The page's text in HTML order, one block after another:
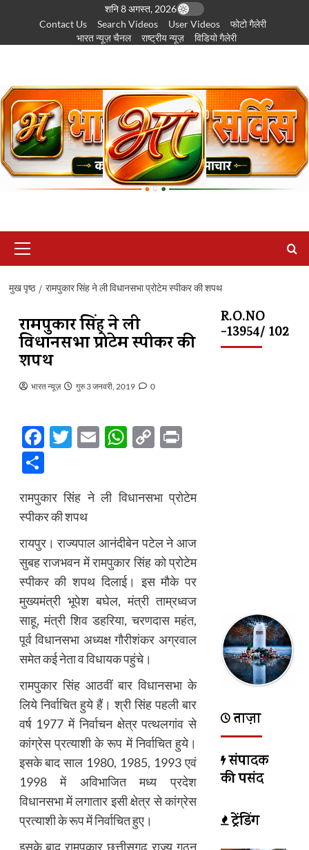
पर
शनि 8 अगस्त, 2026
Contact Us
Search Videos User Videos
फोटो गैलेरी
भारत न्यूज़ चैनल
राष्ट्रीय न्यूज़ विडियो गैलेरी
सूची
मुख पृष्ठ रामपुकार सिंह ने ली विधानसभा प्रोटेम स्पीकर की शपथ
रामपुकार सिंह ने ली
विधानसभा प्रोटेम स्पीकर की
शपथ
भारत न्यूज़ गुरु 3 जनवरी, 2019 0
Facebook
Twitter
EmailWhatsApp
CopyPrint
Share
रामपुकार सिंह ने ली विधानसभा प्रोटेम
स्पीकर की शपथ
रायपुर। राज्यपाल आनंदीबेन पटेल ने आज
सुबह राजभवन में रामपुकार सिंह को प्रोटेम
स्पीकर की शपथ दिलाई। इस मौके पर
मुख्यमंत्री भूपेश बघेल, मंत्री ताम्रध्वज
साहू, मंत्री शिव डहरिया, चरणदास महंत,
पूर्व विधानसभा अध्यक्ष गौरीशंकर अग्रवाल
समेत कई नेता व विधायक पहुंचे।
रामपुकार सिंह आठवीं बार विधानसभा के
लिये निर्वाचित हुये हैं। श्री सिंह पहली बार
वर्ष 1977 में निर्वाचन क्षेत्र पत्थलगांव से
कांग्रेस प्रत्याशी के रूप में निर्वाचित हुये।
इसके बाद साल 1980, 1985, 1993 एवं
1998 में अविभाजित मध्य प्रदेश
विधानसभा में लगातार इसी क्षेत्र से कांग्रेस
प्रत्याशी के रूप में निर्वाचित हुए।
इसके बाद रामपुकार छत्तीसगढ़ राज्य गठन
R.O.NO
-13954/ 102
ताज़ा
संपादक
की पसंद
ट्रेंडिंग